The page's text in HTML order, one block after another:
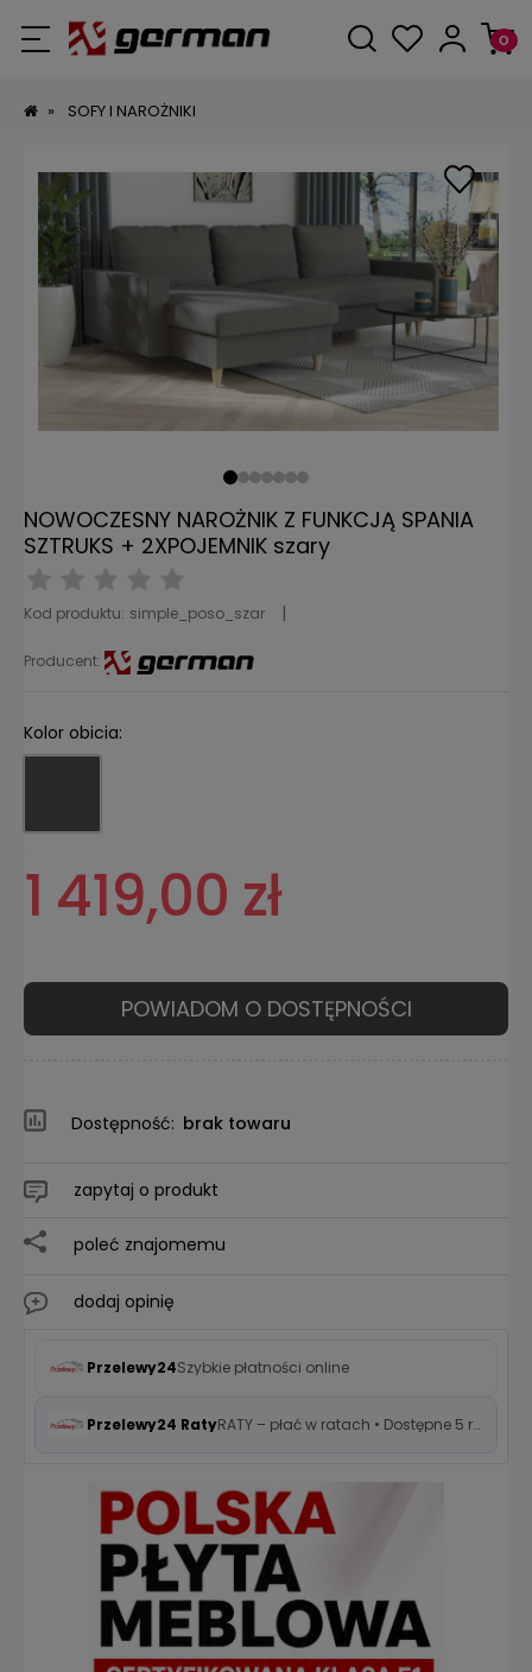
» SOFY I NAROŻNIKI
NOWOCZESNY NAROŻNIK Z FUNKCJĄ SPANIA
SZTRUKS + 2XPOJEMNIK szary
Kod produktu: simple_poso_szar
Producent:
Kolor obicia:
1 419,00 zł
POWIADOM O DOSTĘPNOŚCI
Dostępność: brak towaru
zapytaj o produkt
poleć znajomemu
dodaj opinię
Przelewy24Szybkie płatności online
Przelewy24 Raty RATY – płać w ratach • Dostępne 5 rat 0%